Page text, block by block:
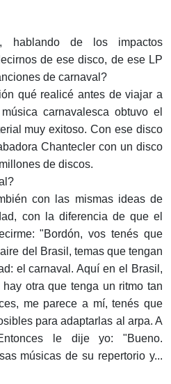
hablando de los impactos
de ese disco, de ese LP
de carnaval?
qué realicé antes de viajar a
carnavalesca obtuvo el
muy exitoso. Con ese disco
Chantecler con un disco
de discos.
con las mismas ideas de
con la diferencia de que el
"Bordón, vos tenés que
del Brasil, temas que tengan
el carnaval. Aquí en el Brasil,
otra que tenga un ritmo tan
me parece a mí, tenés que
para adaptarlas al arpa. A
le dije yo: "Bueno.
músicas de su repertorio y...